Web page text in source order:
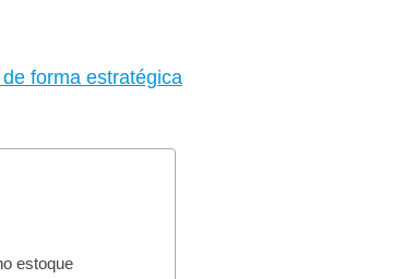
forma estratégica
estoque